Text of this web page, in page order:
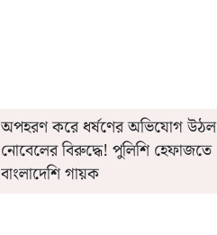
অপহরণ করে ধর্ষণের অভিযোগ উঠল
নোবেলের বিরুদ্ধে! পুলিশি হেফাজতে
বাংলাদেশি গায়ক